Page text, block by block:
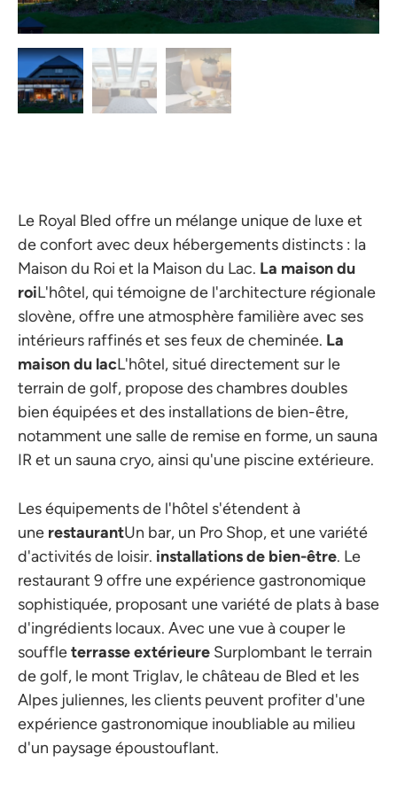
Le Royal Bled offre un mélange unique de luxe et
de confort avec deux hébergements distincts : la
Maison du Roi et la Maison du Lac. La maison du
roiL'hôtel, qui témoigne de l'architecture régionale
slovène, offre une atmosphère familière avec ses
intérieurs raffinés et ses feux de cheminée. La
maison du lacL'hôtel, situé directement sur le
terrain de golf, propose des chambres doubles
bien équipées et des installations de bien-être,
notamment une salle de remise en forme, un sauna
IR et un sauna cryo, ainsi qu'une piscine extérieure.
Les équipements de l'hôtel s'étendent à
une restaurantUn bar, un Pro Shop, et une variété
d'activités de loisir. installations de bien-être. Le
restaurant 9 offre une expérience gastronomique
sophistiquée, proposant une variété de plats à base
d'ingrédients locaux. Avec une vue à couper le
souffleterrasse extérieure Surplombant le terrain
de golf, le mont Triglav, le château de Bled et les
Alpes juliennes, les clients peuvent profiter d'une
expérience gastronomique inoubliable au milieu
d'un paysage époustouflant.